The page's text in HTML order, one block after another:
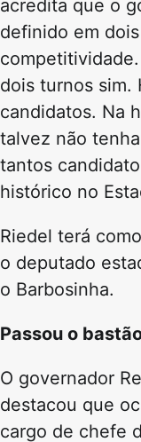
acredita que o
definido em
dois turnos sim.
candidatos. Na
talvez não
tantos
histórico no
Riedel terá
o deputado
o Barbosinha.
Passou o
O governador
destacou que
cargo de chefe